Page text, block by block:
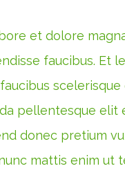
et dolore
faucibus. Et
pellentesque elit
donec pretium
mattis enim ut